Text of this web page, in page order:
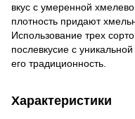
вкус с умеренной
плотность придают
Использование трех
послевкусие с
его традиционность.
Характеристики